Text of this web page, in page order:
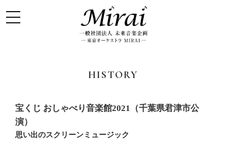
HISTORY
宝くじ おしゃべり音楽館2021（千葉県君津市公
演）
思い出のスクリーンミュージック